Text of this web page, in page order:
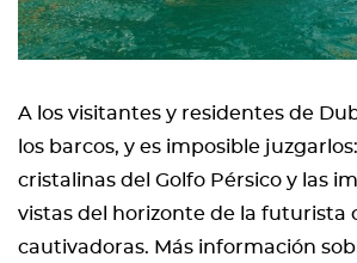
A los visitantes y residentes de
los barcos, y es imposible
cristalinas del Golfo Pérsico y las
vistas del horizonte de la futurista
cautivadoras. Más información